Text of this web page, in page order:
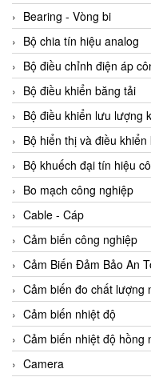
ADFweb Vietnam
Adler Vietnam
Ados Vietnam
Advanced Energy Vietnam
Advantech Vietnam
Agate Vietnam
AGR International
Aichi Tokei Denki Vietnam
Aii Vietnam
AIKOH
AINUO Vietnam
AIR MAJOR
Aira Euro Automation
Airtac Vietnam
Airtec Vietnam
Bearing - Vòng bi
Bộ chia tín hiệu analog
Bộ điều chỉnh điện áp
Bộ điều khiển băng tải
Bộ điều khiển lưu lượng
Bộ hiển thị và điều
Bộ khuếch đại tín hiệu
Bo mạch công nghiệp
Cable - Cáp
Cảm biến công nghiệp
Cảm Biến Đảm Bảo An
Cảm biến đo chất lượng
Cảm biến nhiệt độ
Cảm biến nhiệt độ hồng
Camera